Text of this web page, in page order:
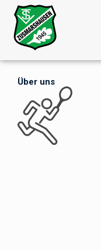
Über uns